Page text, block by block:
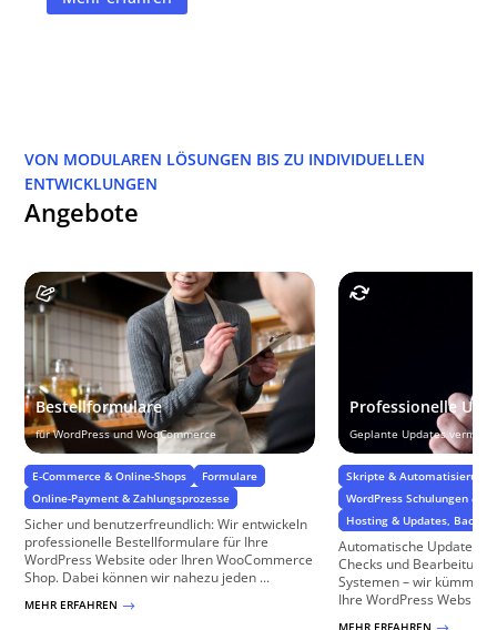
VON MODULAREN LÖSUNGEN BIS ZU INDIVIDUELLEN
ENTWICKLUNGEN
Angebote
Bestellformulare
für WordPress und WooCommerce
E-Commerce & Online-Shops
Formulare
Online-Payment & Zahlungsprozesse
Sicher und benutzerfreundlich: Wir entwickeln
professionelle Bestellformulare für Ihre
WordPress Website oder Ihren WooCommerce
Shop. Dabei können wir nahezu jeden ...
MEHR ERFAHREN $
Professionelle
Geplante Updates
Skripte & Automatisierung
WordPress Schulungen &
Hosting & Updates,
Automatische Updates,
Checks und Bearbeitung
Systemen – wir
Ihre WordPress Website!